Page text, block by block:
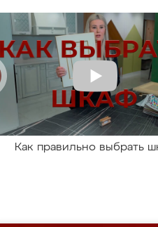
Как правильно выбрать